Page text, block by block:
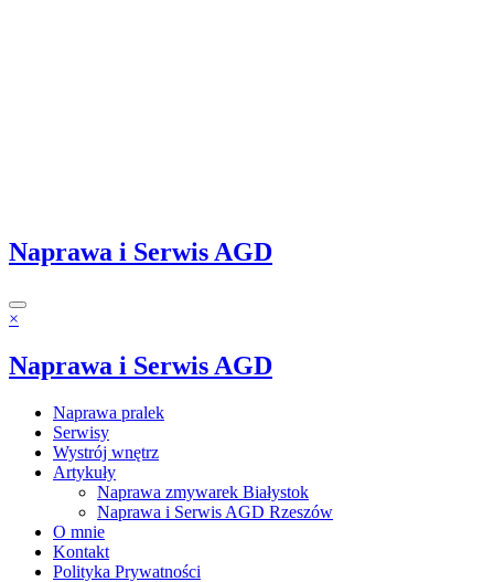
Naprawa i Serwis AGD
×
Naprawa i Serwis AGD
Naprawa pralek
Serwisy
Wystrój wnętrz
Artykuły
Naprawa zmywarek Białystok
Naprawa i Serwis AGD Rzeszów
O mnie
Kontakt
Polityka Prywatności